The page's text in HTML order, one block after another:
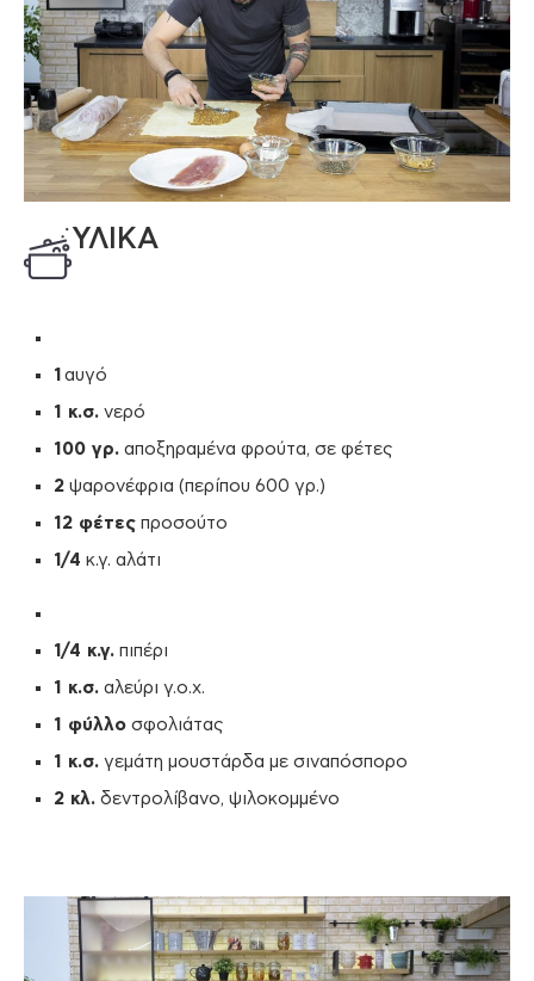
ΥΛΙΚΑ
1 αυγό
1 κ.σ. νερό
100 γρ. αποξηραμένα φρούτα, σε φέτες
2 ψαρονέφρια (περίπου 600 γρ.)
12 φέτες προσούτο
1/4 κ.γ. αλάτι
1/4 κ.γ. πιπέρι
1 κ.σ. αλεύρι γ.ο.χ.
1 φύλλο σφολιάτας
1 κ.σ. γεμάτη μουστάρδα με σιναπόσπορο
2 κλ. δεντρολίβανο, ψιλοκομμένο